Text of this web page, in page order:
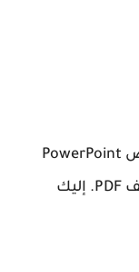
إذا كنت ترغب في تسهيل مشاركة عرض PowerPoint
التقديمي وتخزينه ، فقم بتحويله إلى ملف PDF. إليك